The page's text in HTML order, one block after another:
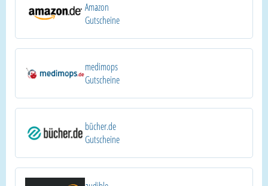
Amazon
Gutscheine
medimops
Gutscheine
bücher.de
Gutscheine